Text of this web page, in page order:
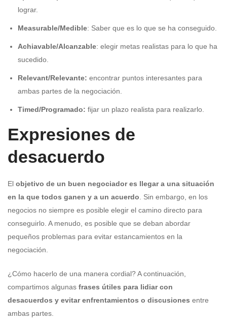
lograr.
Measurable/Medible: Saber que es lo que se ha conseguido.
Achiavable/Alcanzable: elegir metas realistas para lo que ha
sucedido.
Relevant/Relevante: encontrar puntos interesantes para
ambas partes de la negociación.
Timed/Programado: fijar un plazo realista para realizarlo.
Expresiones de
desacuerdo
El objetivo de un buen negociador es llegar a una situación
en la que todos ganen y a un acuerdo . Sin embargo, en los
negocios no siempre es posible elegir el camino directo para
conseguirlo. A menudo, es posible que se deban abordar
pequeños problemas para evitar estancamientos en la
negociación.
¿Cómo hacerlo de una manera cordial? A continuación,
compartimos algunas frases útiles para lidiar con
desacuerdos y evitar enfrentamientos o discusiones entre
ambas partes.